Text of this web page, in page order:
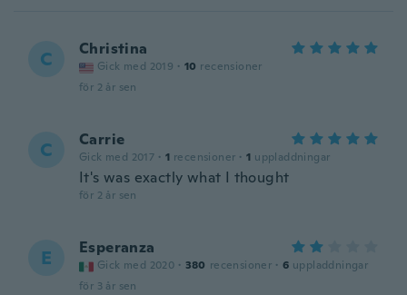
C Christina
Gick med 2019 · 10 recensioner
för 2 år sen
C Carrie
Gick med 2017 · 1 recensioner · 1 uppladdningar
It's was exactly what I thought
för 2 år sen
E Esperanza
Gick med 2020 · 380 recensioner · 6 uppladdningar
för 3 år sen